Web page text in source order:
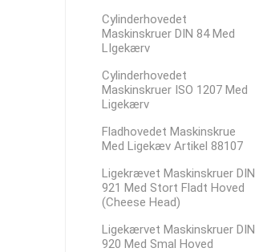
Cylinderhovedet
Maskinskruer DIN 84 Med
LIgekærv
Cylinderhovedet
Maskinskruer ISO 1207 Med
Ligekærv
Fladhovedet Maskinskrue
Med Ligekæv Artikel 88107
Ligekrævet Maskinskruer DIN
921 Med Stort Fladt Hoved
(Cheese Head)
Ligekærvet Maskinskruer DIN
920 Med Smal Hoved